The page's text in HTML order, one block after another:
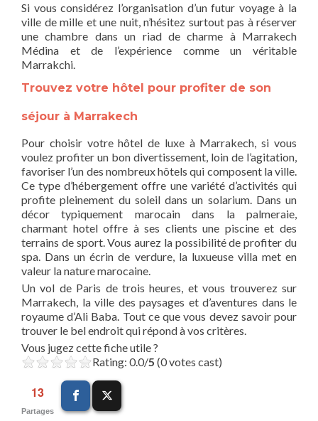
Si vous considérez l’organisation d’un futur voyage à la
ville de mille et une nuit, n’hésitez surtout pas à réserver
une chambre dans un riad de charme à Marrakech
Médina et de l’expérience comme un véritable
Marrakchi.
Trouvez votre hôtel pour profiter de son
séjour à Marrakech
Pour choisir votre hôtel de luxe à Marrakech, si vous
voulez profiter un bon divertissement, loin de l’agitation,
favoriser l’un des nombreux hôtels qui composent la ville.
Ce type d’hébergement offre une variété d’activités qui
profite pleinement du soleil dans un solarium. Dans un
décor typiquement marocain dans la palmeraie,
charmant hotel offre à ses clients une piscine et des
terrains de sport. Vous aurez la possibilité de profiter du
spa. Dans un écrin de verdure, la luxueuse villa met en
valeur la nature marocaine.
Un vol de Paris de trois heures, et vous trouverez sur
Marrakech, la ville des paysages et d’aventures dans le
royaume d’Ali Baba. Tout ce que vous devez savoir pour
trouver le bel endroit qui répond à vos critères.
Vous jugez cette fiche utile ?
Rating: 0.0/5 (0 votes cast)
13
Partages